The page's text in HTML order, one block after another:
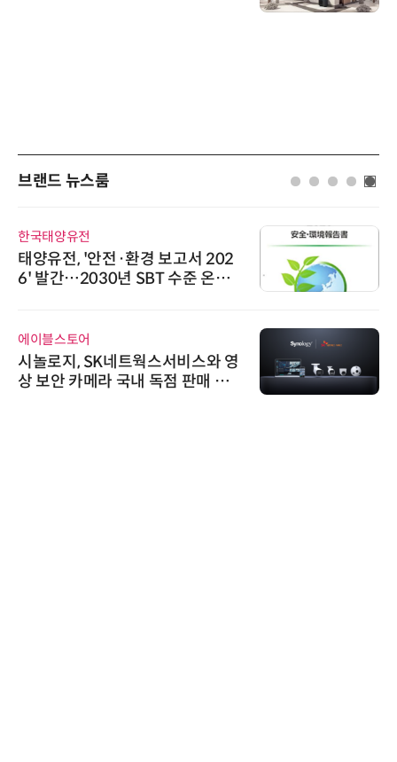
브랜드 뉴스룸
씨앤에프시스템
씨앤에프시스템, 오웬스그룹과 공
공 ERP·DX 사업 협력
비쉐이
비쉐이, 모든 주요 리모컨 코드 지
원하는 TSOP15300 시리즈 IR 수